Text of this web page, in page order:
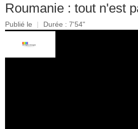
Roumanie : tout n'est
Publié le | Durée : 7'54"